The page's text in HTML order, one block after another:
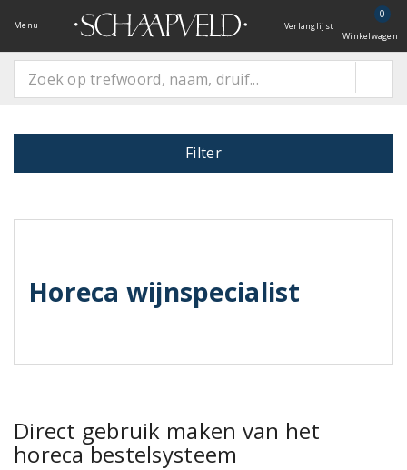
Menu Verlanglijst
0
Winkelwagen
Filter
Horeca wijnspecialist
Direct gebruik maken van het
horeca bestelsysteem